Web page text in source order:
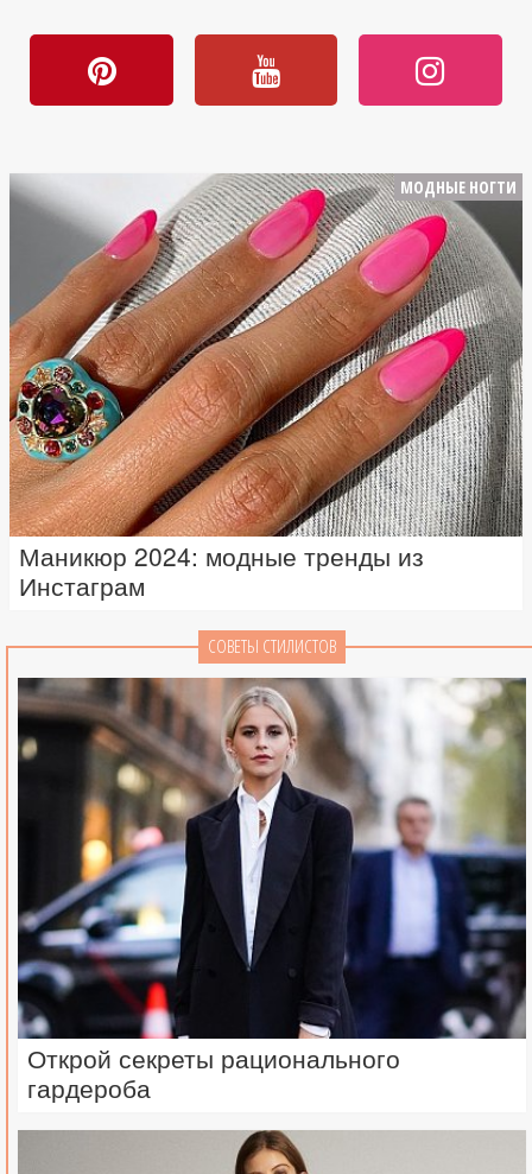
МОДНЫЕ НОГТИ
Маникюр 2024: модные тренды из
Инстаграм
СОВЕТЫ СТИЛИСТОВ
Открой секреты рационального
гардероба